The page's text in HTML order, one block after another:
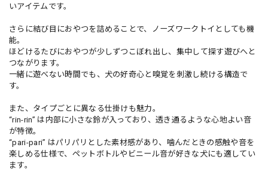
いアイテムです。
さらに結び目におやつを詰めることで、ノーズワークトイとしても機
能。
ほどけるたびにおやつが少しずつこぼれ出し、集中して探す遊びへと
つながります。
一緒に遊べない時間でも、犬の好奇心と嗅覚を刺激し続ける構造で
す。
また、タイプごとに異なる仕掛けも魅力。
“rin-rin” は内部に小さな鈴が入っており、透き通るような心地よい音
が特徴。
“pari-pari” はパリパリとした素材感があり、噛んだときの感触や音を
楽しめる仕様で、ペットボトルやビニール音が好きな犬にも適してい
ます。